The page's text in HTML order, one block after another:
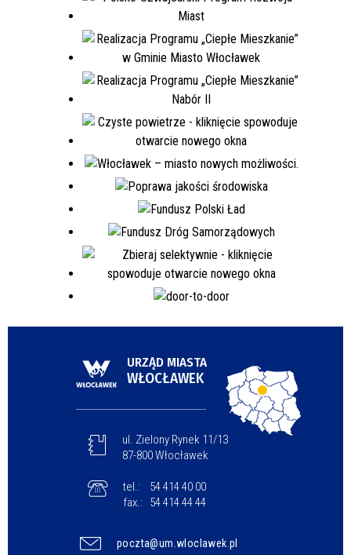
URZĄD MIASTA
WŁOCŁAWEK
ul. Zielony Rynek 11/13
87-800 Włocławek
tel.:
54 414 40 00
fax.:
54 414 44 44
poczta@um.wloclawek.pl